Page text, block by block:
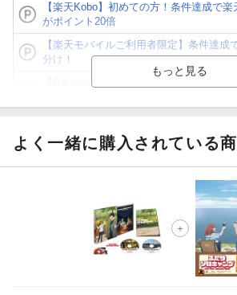
【楽天Kobo】初めての方！条件達成で
がポイント20倍
【楽天モバイルご利用者限定】条件達成
分け！
【Rakuten Fashion×楽天ブックス】条件
が当たる！
Blu-ray・DVDセール・お買い得情報
エントリー＆3,000円以上購入で無料デー
ラン）が当たる！
楽天モバイル紹介キャンペーンの拡散で
よく一緒に購入されている